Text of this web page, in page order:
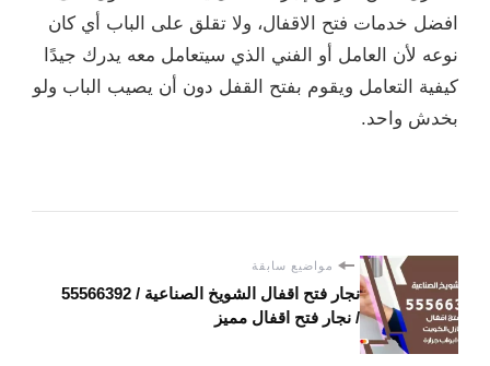
افضل خدمات فتح الاقفال، ولا تقلق على الباب أي كان
نوعه لأن العامل أو الفني الذي سيتعامل معه يدرك جيدًا
كيفية التعامل ويقوم بفتح القفل دون أن يصيب الباب ولو
بخدش واحد.
مواضيع سابقة
نجار فتح اقفال الشويخ الصناعية / 55566392
/ نجار فتح اقفال مميز